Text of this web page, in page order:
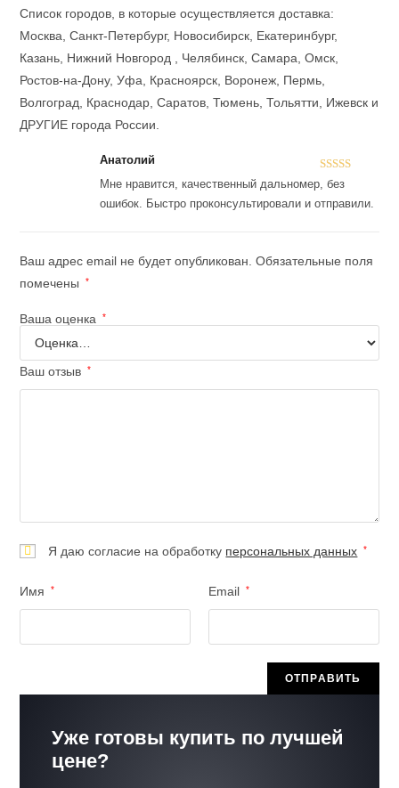
Список городов, в которые осуществляется доставка:
Москва, Санкт-Петербург, Новосибирск, Екатеринбург,
Казань, Нижний Новгород , Челябинск, Самара, Омск,
Ростов-на-Дону, Уфа, Красноярск, Воронеж, Пермь,
Волгоград, Краснодар, Саратов, Тюмень, Тольятти, Ижевск и
ДРУГИЕ города России.
Оценка
5
Анатолий
Мне нравится, качественный дальномер, без
ошибок. Быстро проконсультировали и отправили.
Ваш адрес email не будет опубликован. Обязательные поля
помечены
*
Ваша оценка *
Ваш отзыв *
Я даю согласие на обработку персональных данных *
Имя * Email *
Уже готовы купить по лучшей
цене?